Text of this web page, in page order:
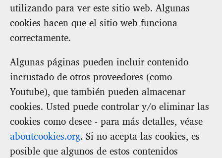
utilizando para ver este sitio web. Algunas
cookies hacen que el sitio web funciona
correctamente.
Algunas páginas pueden incluir contenido
incrustado de otros proveedores (como
Youtube), que también pueden almacenar
cookies. Usted puede controlar y/o eliminar las
cookies como desee - para más detalles, véase
aboutcookies.org. Si no acepta las cookies, es
posible que algunos de estos contenidos